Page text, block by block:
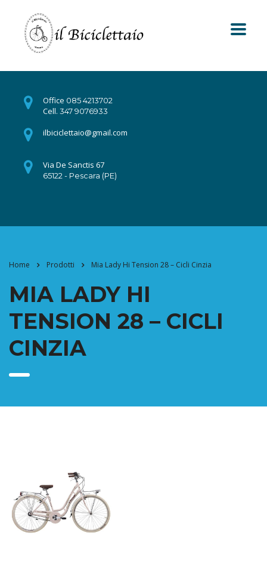
Office 085 4213702
Cell. 347 9076933
ilbiciclettaio@gmail.com
Via De Sanctis 67
65122 - Pescara (PE)
Home Prodotti Mia Lady Hi Tension 28 – Cicli Cinzia
MIA LADY HI
TENSION 28 – CICLI
CINZIA